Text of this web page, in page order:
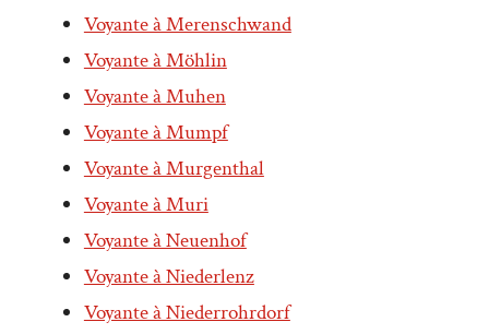
Voyante à Merenschwand
Voyante à Möhlin
Voyante à Muhen
Voyante à Mumpf
Voyante à Murgenthal
Voyante à Muri
Voyante à Neuenhof
Voyante à Niederlenz
Voyante à Niederrohrdorf